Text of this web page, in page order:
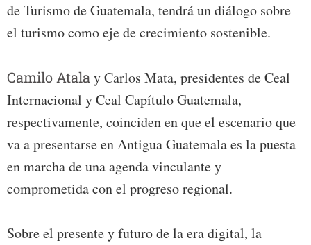
de Turismo de Guatemala, tendrá un diálogo sobre
el turismo como eje de crecimiento sostenible.
Camilo Atalay Carlos Mata, presidentes de Ceal
Internacional y Ceal Capítulo Guatemala,
respectivamente, coinciden en que el escenario que
va a presentarse en Antigua Guatemala es la puesta
en marcha de una agenda vinculante y
comprometida con el progreso regional.
Sobre el presente y futuro de la era digital, la